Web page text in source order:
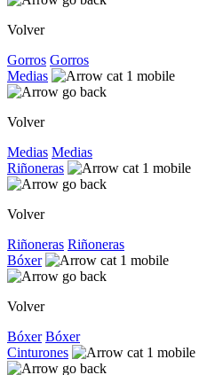
Volver
Gorros Gorros
Medias
Volver
Medias Medias
Riñoneras
Volver
Riñoneras Riñoneras
Bóxer
Volver
Bóxer Bóxer
Cinturones